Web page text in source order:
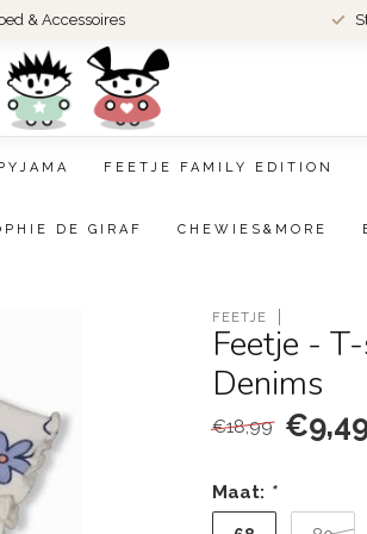
& Accessoires
FEETJE FAMILY EDITION
DE GIRAF CHEWIES&MORE
FEETJE
Feetje -
Denims
€18,99
Maat: *